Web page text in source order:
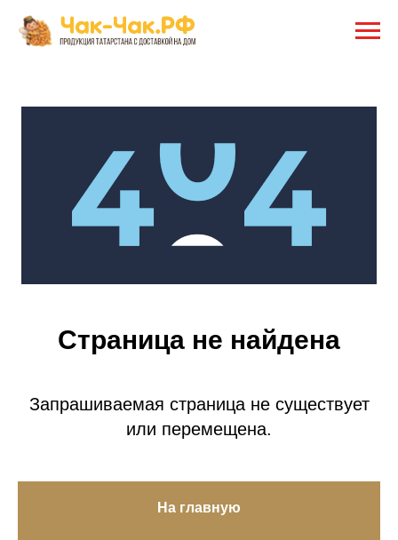
Страница не найдена
Запрашиваемая страница не существует
или перемещена.
На главную